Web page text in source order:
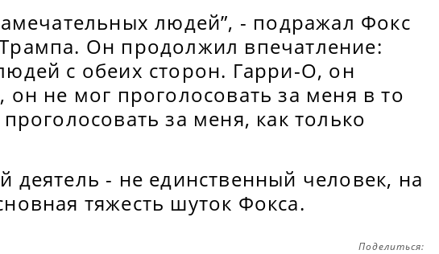
людей”, - подражал Фокс
Он продолжил впечатление:
с обеих сторон. Гарри-О, он
не мог проголосовать за меня в то
за меня, как только
деятель - не единственный человек, на
тяжесть шуток Фокса.
Поделиться: